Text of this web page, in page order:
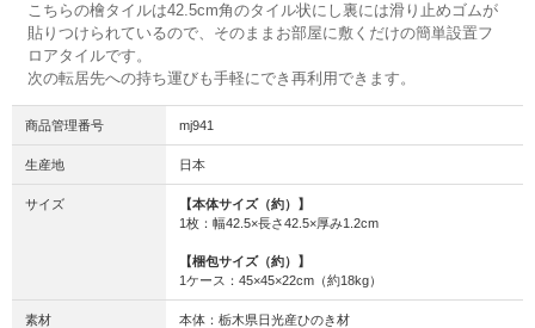
こちらの檜タイルは42.5cm角のタイル状にし裏には滑り止めゴムが
貼りつけられているので、そのままお部屋に敷くだけの簡単設置フ
ロアタイルです。
次の転居先への持ち運びも手軽にでき再利用できます。
商品管理番号 mj941
生産地 日本
サイズ
【本体サイズ（約）】
1枚：幅42.5×長さ42.5×厚み1.2cm
【梱包サイズ（約）】
1ケース：45×45×22cm（約18kg）
素材
本体：栃木県日光産ひのき材